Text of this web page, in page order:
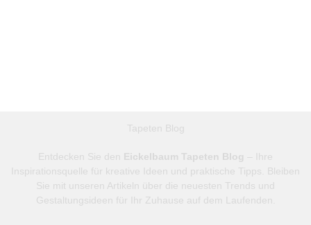
Tapeten Blog
Entdecken Sie den Eickelbaum Tapeten Blog
– Ihre
Inspirationsquelle für kreative Ideen und praktische Tipps. Bleiben
Sie mit unseren Artikeln über die neuesten Trends und
Gestaltungsideen für Ihr Zuhause auf dem Laufenden.